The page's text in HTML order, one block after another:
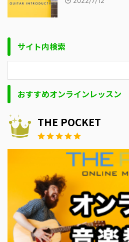
サイト内検索
おすすめオンラインレッスン
THE POCKET